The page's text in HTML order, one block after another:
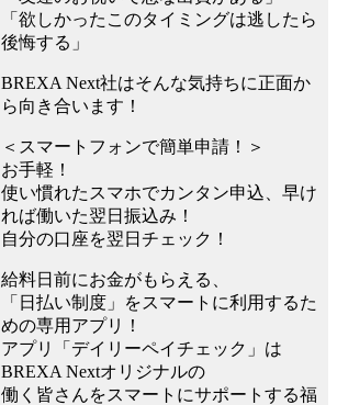
「欲しかったこのタイミングは逃したら
後悔する」
BREXA Next社はそんな気持ちに正面か
ら向き合います！
＜スマートフォンで簡単申請！＞
お手軽！
使い慣れたスマホでカンタン申込、早け
れば働いた翌日振込み！
自分の口座を翌日チェック！
給料日前にお金がもらえる、
「日払い制度」をスマートに利用するた
めの専用アプリ！
アプリ「デイリーペイチェック」は
BREXA Nextオリジナルの
働く皆さんをスマートにサポートする福